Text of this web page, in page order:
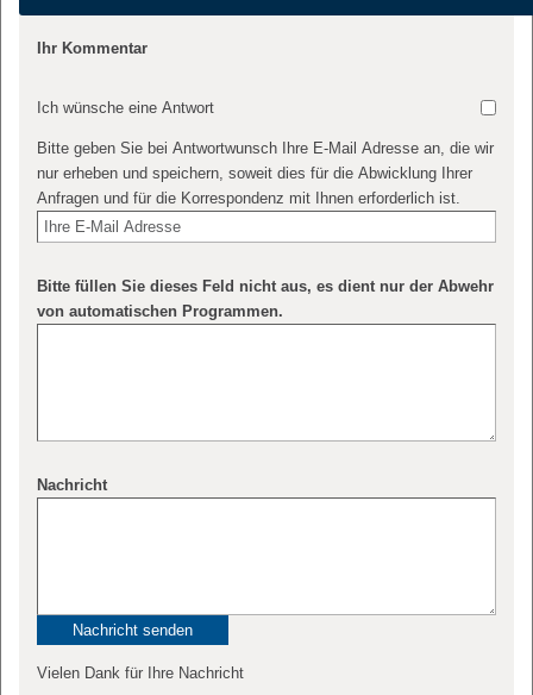
Ihr Kommentar
Ich wünsche eine Antwort
Bitte geben Sie bei Antwortwunsch Ihre E-Mail Adresse an, die wir
nur erheben und speichern, soweit dies für die Abwicklung Ihrer
Anfragen und für die Korrespondenz mit Ihnen erforderlich ist.
Bitte füllen Sie dieses Feld nicht aus, es dient nur der Abwehr
von automatischen Programmen.
Nachricht
Vielen Dank für Ihre Nachricht